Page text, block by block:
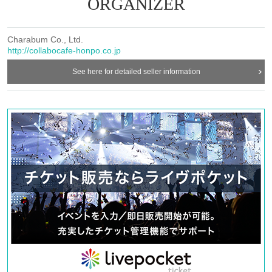
https://t.livepocket.jp/t/us_ct
ー ー ー ー ー ー ー ー ー ー ー ー ー ー ー ー ー ー ー ー
Charabum Co., Ltd.
http://collabocafe-honpo.co.jp
See here for detailed seller information